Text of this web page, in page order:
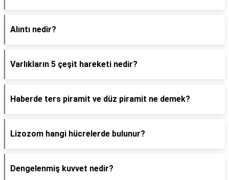
Alıntı nedir?
Varlıkların 5 çeşit hareketi nedir?
Haberde ters piramit ve düz piramit ne demek?
Lizozom hangi hücrelerde bulunur?
Dengelenmiş kuvvet nedir?